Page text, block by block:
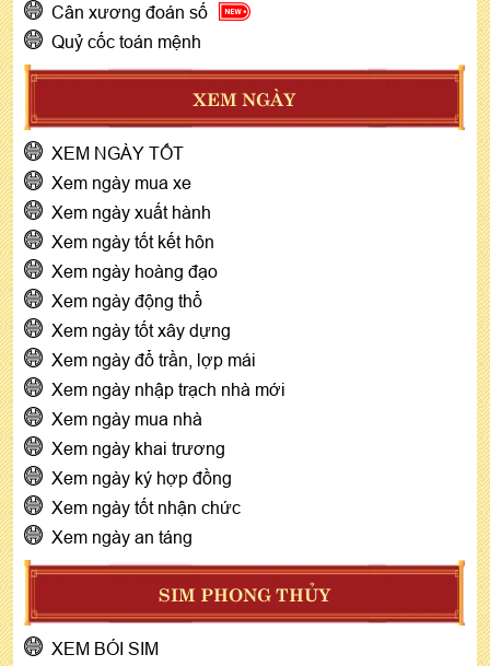
Cân xương đoán số
Quỷ cốc toán mệnh
XEM NGÀY
XEM NGÀY TỐT
Xem ngày mua xe
Xem ngày xuất hành
Xem ngày tốt kết hôn
Xem ngày hoàng đạo
Xem ngày động thổ
Xem ngày tốt xây dựng
Xem ngày đổ trần, lợp mái
Xem ngày nhập trạch nhà mới
Xem ngày mua nhà
Xem ngày khai trương
Xem ngày ký hợp đồng
Xem ngày tốt nhận chức
Xem ngày an táng
SIM PHONG THỦY
XEM BÓI SIM